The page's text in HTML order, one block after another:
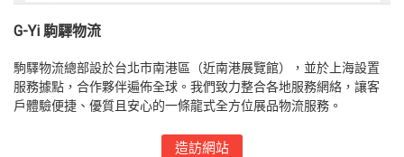
G-Yi 駒驛物流
駒驛物流總部設於台北市南港區（近南港展覽館），並於上海設置
服務據點，合作夥伴遍佈全球。我們致力整合各地服務網絡，讓客
戶體驗便捷、優質且安心的一條龍式全方位展品物流服務。
造訪網站